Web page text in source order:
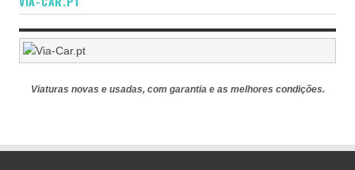
Viaturas novas e usadas, com garantia e as melhores condições.